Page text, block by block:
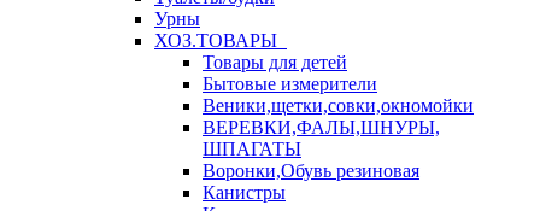
Урны
ХОЗ.ТОВАРЫ
Товары для детей
Бытовые измерители
Веники,щетки,совки,окномойки
ВЕРЕВКИ,ФАЛЫ,ШНУРЫ,
ШПАГАТЫ
Воронки,Обувь резиновая
Канистры